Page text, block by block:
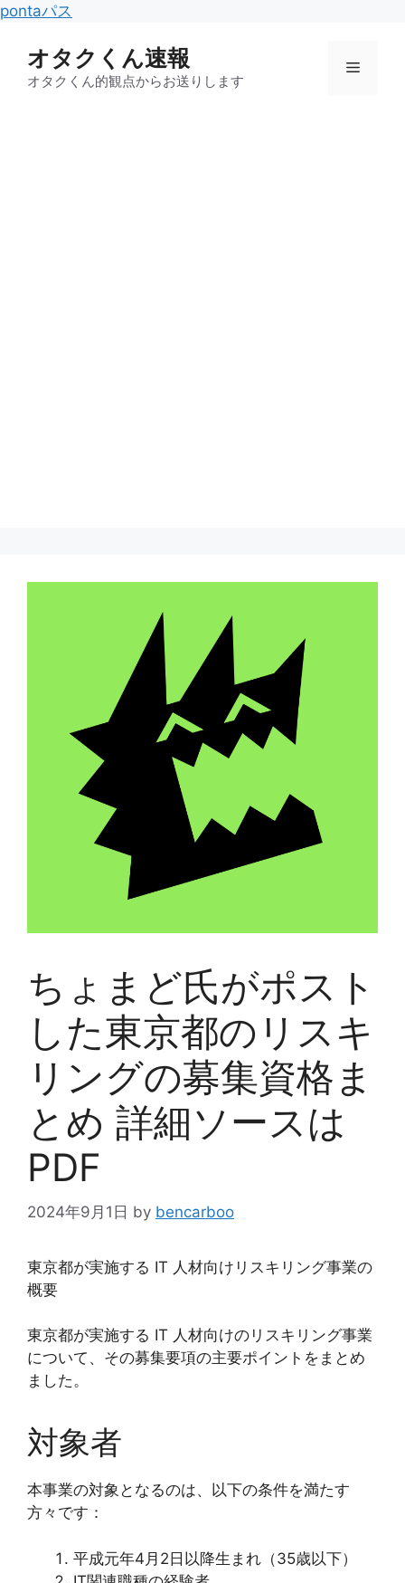
pontaパス
テ
ン
オタクくん速報
オタクくん的観点からお送りします
メ
ちょまど氏がポスト
した東京都のリスキ
リングの募集資格ま
とめ 詳細ソースは
PDF
2024年9月1日 by bencarboo
東京都が実施する IT 人材向けリスキリング事業の
概要
東京都が実施する IT 人材向けのリスキリング事業
について、その募集要項の主要ポイントをまとめ
ました。
対象者
本事業の対象となるのは、以下の条件を満たす
方々です：
平成元年4月2日以降生まれ（35歳以下）